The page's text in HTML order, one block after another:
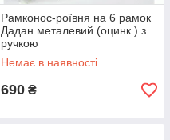
Рамконос-роївня на 6 рамок
Дадан металевий (оцинк.) з
ручкою
Немає в наявності
690 ₴